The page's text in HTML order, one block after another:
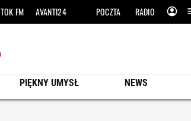
TOK FM AVANTI24 POCZTA RADIO
PIĘKNY UMYSŁ NEWS